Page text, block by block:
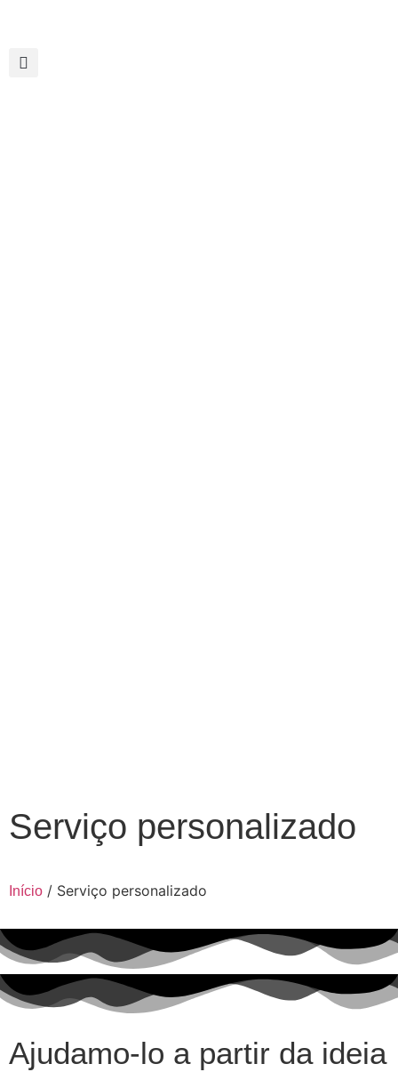
Serviço personalizado
Início / Serviço personalizado
Ajudamo-lo a partir da ideia